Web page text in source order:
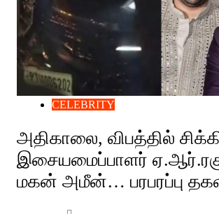
CELEBRITY
அதிகாலை, விபத்தில்
இசையமைப்பாளர்
மகன் அமீன்… பரபரப்பு